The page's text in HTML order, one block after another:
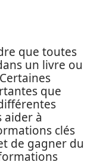
que toutes
un livre ou
que
aider à
clés
de gagner du